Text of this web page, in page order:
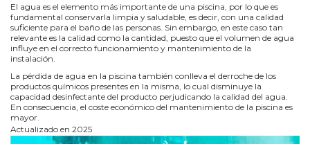
El agua es el elemento más importante de una piscina, por lo que es
fundamental conservarla limpia y saludable, es decir, con una calidad
suficiente para el baño de las personas. Sin embargo, en este caso tan
relevante es la calidad como la cantidad, puesto que el volumen de agua
influye en el correcto funcionamiento y mantenimiento de la
instalación.
La pérdida de agua en la piscina también conlleva el derroche de los
productos químicos presentes en la misma, lo cual disminuye la
capacidad desinfectante del producto perjudicando la calidad del agua.
En consecuencia, el coste económico del mantenimiento de la piscina es
mayor.
Actualizado en 2025